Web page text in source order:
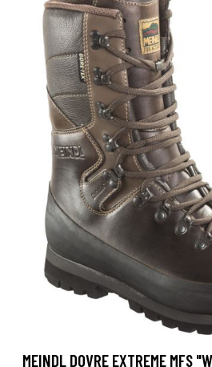
MEINDL DOVRE EXTREME MFS